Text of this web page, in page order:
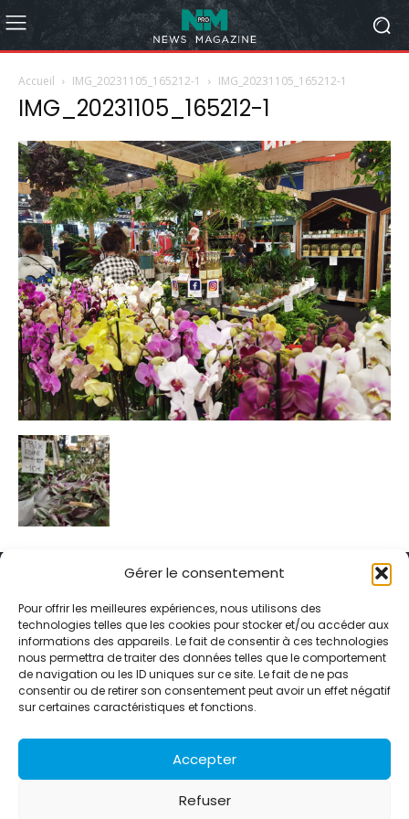
Gérer le consentement
Pour offrir les meilleures expériences, nous utilisons des
technologies telles que les cookies pour stocker et/ou accéder aux
informations des appareils. Le fait de consentir à ces technologies
nous permettra de traiter des données telles que le comportement
de navigation ou les ID uniques sur ce site. Le fait de ne pas
consentir ou de retirer son consentement peut avoir un effet négatif
sur certaines caractéristiques et fonctions.
Accepter
Refuser
Accueil IMG_20231105_165212-1 IMG_20231105_165212-1
IMG_20231105_165212-1
Alternative Média est une agence de relations presse et de
relations publiques basée à Grenoble. Depuis 1995, elle conçoit et
pilote des stratégies de visibilité en France et à l’international
grâce à un réseau d’agences partenaires.